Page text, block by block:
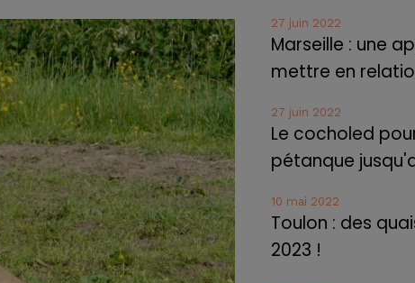
27 juin 2022
Marseille : une
mettre en
27 juin 2022
Le cocholed
pétanque
10 mai 2022
Toulon : des
2023 !